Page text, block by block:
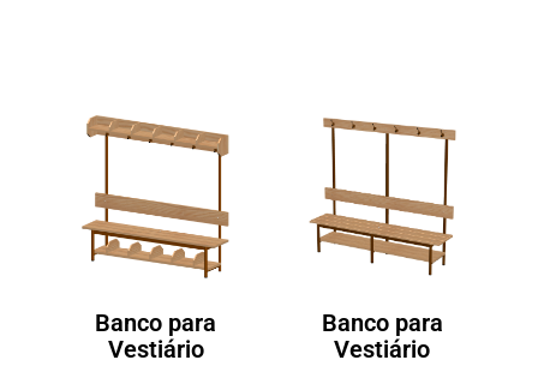
Banco para
Vestiário
Banco para
Vestiário